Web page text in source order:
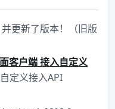
更新了版本！（旧版
客户端 接入自定义
定义接入API